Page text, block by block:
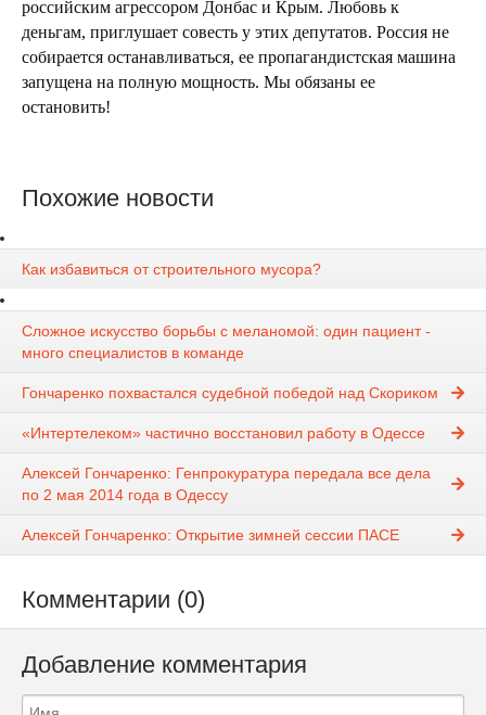
российским агрессором Донбас и Крым. Любовь к
деньгам, приглушает совесть у этих депутатов. Россия не
собирается останавливаться, ее пропагандистская машина
запущена на полную мощность. Мы обязаны ее
остановить!
Похожие новости
Как избавиться от строительного мусора?
Сложное искусство борьбы с меланомой: один пациент -
много специалистов в команде
Гончаренко похвастался судебной победой над Скориком
«Интертелеком» частично восстановил работу в Одессе
Алексей Гончаренко: Генпрокуратура передала все дела
по 2 мая 2014 года в Одессу
Алексей Гончаренко: Открытие зимней сессии ПАСЕ
Комментарии (0)
Добавление комментария